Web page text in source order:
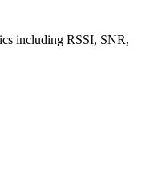
including RSSI, SNR,